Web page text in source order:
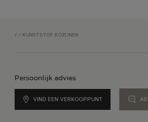
/ / KUNSTSTOF KOZIJNEN
Persoonlijk advies
VIND EEN VERKOOPPUNT